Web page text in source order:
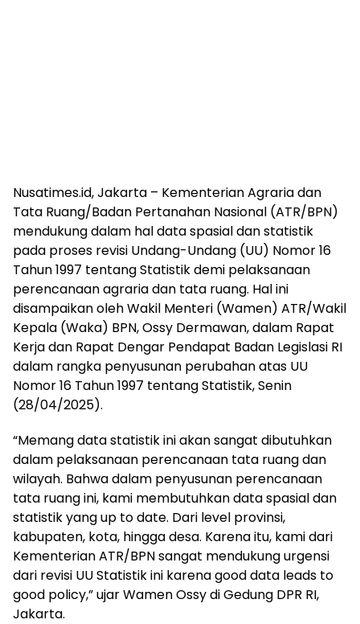
Nusatimes.id, Jakarta – Kementerian Agraria dan
Tata Ruang/Badan Pertanahan Nasional (ATR/BPN)
mendukung dalam hal data spasial dan statistik
pada proses revisi Undang-Undang (UU) Nomor 16
Tahun 1997 tentang Statistik demi pelaksanaan
perencanaan agraria dan tata ruang. Hal ini
disampaikan oleh Wakil Menteri (Wamen) ATR/Wakil
Kepala (Waka) BPN, Ossy Dermawan, dalam Rapat
Kerja dan Rapat Dengar Pendapat Badan Legislasi RI
dalam rangka penyusunan perubahan atas UU
Nomor 16 Tahun 1997 tentang Statistik, Senin
(28/04/2025).
“Memang data statistik ini akan sangat dibutuhkan
dalam pelaksanaan perencanaan tata ruang dan
wilayah. Bahwa dalam penyusunan perencanaan
tata ruang ini, kami membutuhkan data spasial dan
statistik yang up to date. Dari level provinsi,
kabupaten, kota, hingga desa. Karena itu, kami dari
Kementerian ATR/BPN sangat mendukung urgensi
dari revisi UU Statistik ini karena good data leads to
good policy,” ujar Wamen Ossy di Gedung DPR RI,
Jakarta.